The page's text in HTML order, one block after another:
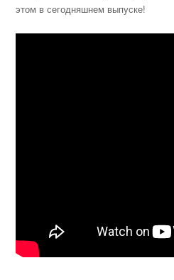
этом в сегодняшнем выпуске!